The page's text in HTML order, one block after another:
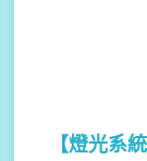
【燈光系